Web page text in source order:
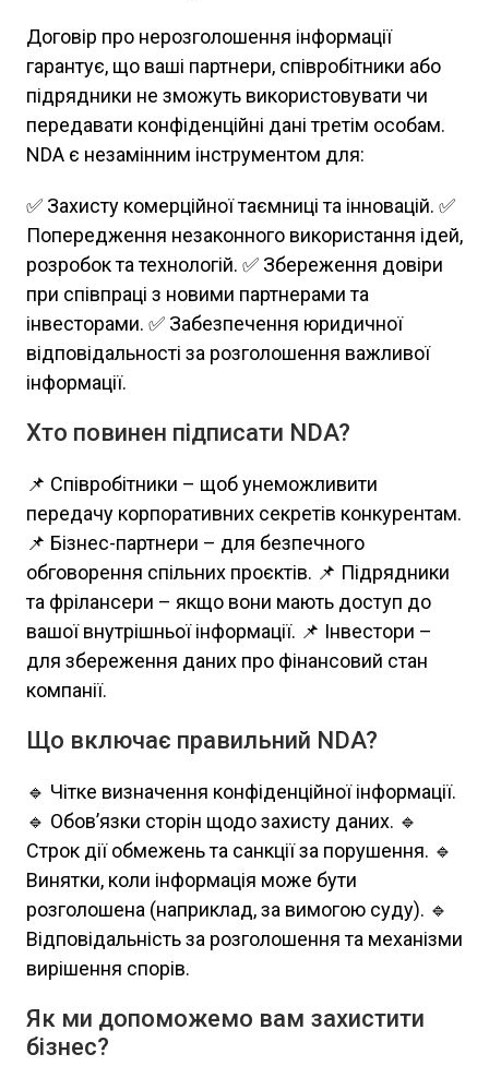
Договір про нерозголошення інформації
гарантує, що ваші партнери, співробітники або
підрядники не зможуть використовувати чи
передавати конфіденційні дані третім особам.
NDA є незамінним інструментом для:
✅ Захисту комерційної таємниці та інновацій. ✅
Попередження незаконного використання ідей,
розробок та технологій. ✅ Збереження довіри
при співпраці з новими партнерами та
інвесторами. ✅ Забезпечення юридичної
відповідальності за розголошення важливої
інформації.
Хто повинен підписати NDA?
📌 Співробітники – щоб унеможливити
передачу корпоративних секретів конкурентам.
📌 Бізнес-партнери – для безпечного
обговорення спільних проєктів. 📌 Підрядники
та фрілансери – якщо вони мають доступ до
вашої внутрішньої інформації. 📌 Інвестори –
для збереження даних про фінансовий стан
компанії.
Що включає правильний NDA?
🔹 Чітке визначення конфіденційної інформації.
🔹 Обов’язки сторін щодо захисту даних. 🔹
Строк дії обмежень та санкції за порушення. 🔹
Винятки, коли інформація може бути
розголошена (наприклад, за вимогою суду). 🔹
Відповідальність за розголошення та механізми
вирішення спорів.
Як ми допоможемо вам захистити
бізнес?